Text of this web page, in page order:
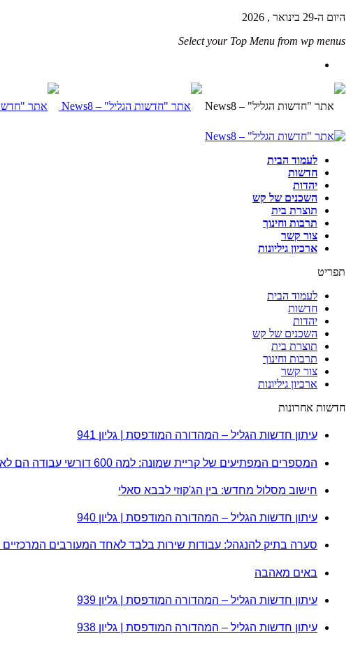
היום ה-29 בינואר , 2026
Select your Top Menu from wp menus
לעמוד הבית
חדשות
יהדות
השכנים של קש
תוצרת בית
תרבות וחינוך
צור קשר
ארכיון גיליונות
תפריט
לעמוד הבית
חדשות
יהדות
השכנים של קש
תוצרת בית
תרבות וחינוך
צור קשר
ארכיון גיליונות
חדשות אחרונות
עיתון חדשות הגליל – המהדורה המודפסת | גליון 941
המספרים המפתיעים של קריית שמונה: למה 600 דורשי עבודה הם לא מה שחשבתם?
חישוב מסלול מחדש: בין הג'קוזי לבבא סאלי
עיתון חדשות הגליל – המהדורה המודפסת | גליון 940
סערה בתיק להנגהל: עבודות שירות בלבד לאחד המעורבים
באים מאהבה
עיתון חדשות הגליל – המהדורה המודפסת | גליון 939
עיתון חדשות הגליל – המהדורה המודפסת | גליון 938